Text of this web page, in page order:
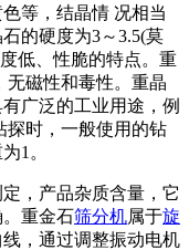
等，结晶情 况相当
的硬度为3～3.5(莫
低、性脆的特点。重
无磁性和毒性。重晶
广泛的工业用途，例
时，一般使用的钻
1。
，产品杂质含量，它
重金石筛分机属于旋
，通过调整振动电机